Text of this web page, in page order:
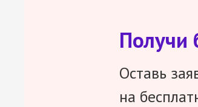
Получи
Оставь
на